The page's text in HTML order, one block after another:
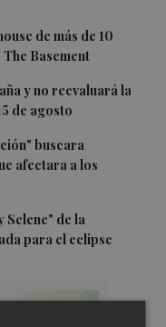
de más de 10
Basement
y no reevaluará la
de agosto
buscara
afectara a los
de la
para el eclipse